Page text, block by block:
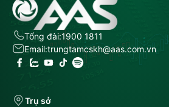
Tổng đài:1900 1811
Email:trungtamcskh@aas.com.vn
Trụ sở